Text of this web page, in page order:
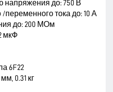
напряжения до: 750 В
переменного тока до: 10 А
до: 200 МОм
мкФ
6F22
0.31 кг